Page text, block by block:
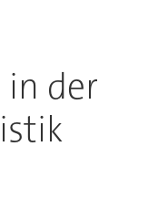
der